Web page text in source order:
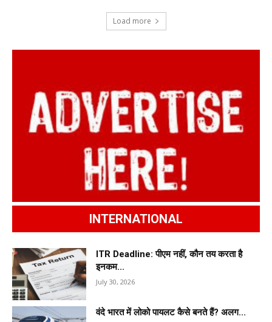
Load more
INTERNATIONAL
ITR Deadline: पीएम नहीं, कौन तय करता है
इनकम...
July 30, 2026
वंदे भारत में लोको पायलट कैसे बनते हैं? अलग...